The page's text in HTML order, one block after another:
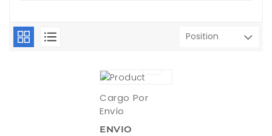
Cargo Por
Envío
ENVIO